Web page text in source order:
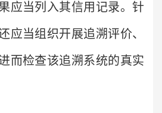
应当列入其信用记录。针
应当组织开展追溯评价、
而检查该追溯系统的真实